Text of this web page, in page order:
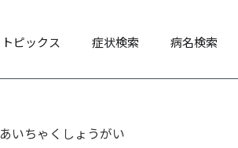
トピックス 症状検索 病名検索
あいちゃくしょうがい